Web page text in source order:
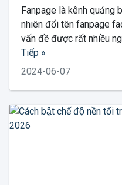
Fanpage là kênh quảng
nhiên đổi tên fanpage
vấn đề được rất nhiều
Tiếp »
2024-06-07